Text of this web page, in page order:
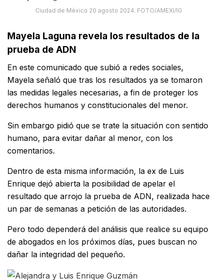
Ciudad de México 20 agosto 2024. FOTO/AMEXI/IG
Mayela Laguna revela los resultados de la
prueba de ADN
En este comunicado que subió a redes sociales,
Mayela señaló que tras los resultados ya se tomaron
las medidas legales necesarias, a fin de proteger los
derechos humanos y constitucionales del menor.
Sin embargo pidió que se trate la situación con sentido
humano, para evitar dañar al menor, con los
comentarios.
Dentro de esta misma información, la ex de Luis
Enrique dejó abierta la posibilidad de apelar el
resultado que arrojo la prueba de ADN, realizada hace
un par de semanas a petición de las autoridades.
Pero todo dependerá del análisis que realice su equipo
de abogados en los próximos días, pues buscan no
dañar la integridad del pequeño.